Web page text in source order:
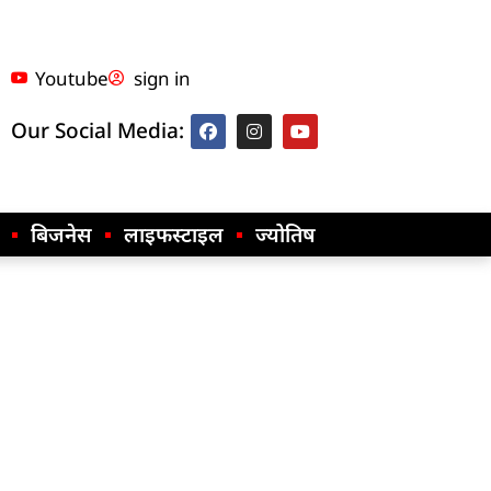
Youtube sign in
Our Social Media:
बिजनेस लाइफस्टाइल ज्योतिष